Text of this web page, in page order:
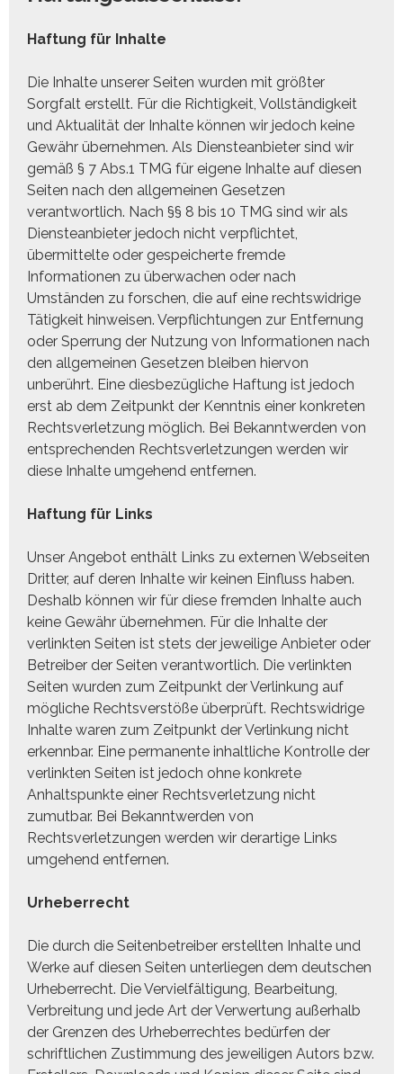
Haftung für Inhalte
Die Inhalte unserer Seiten wurden mit größter
Sorgfalt erstellt. Für die Richtigkeit, Vollständigkeit
und Aktualität der Inhalte können wir jedoch keine
Gewähr übernehmen. Als Diensteanbieter sind wir
gemäß § 7 Abs.1 TMG für eigene Inhalte auf diesen
Seiten nach den allgemeinen Gesetzen
verantwortlich. Nach §§ 8 bis 10 TMG sind wir als
Diensteanbieter jedoch nicht verpflichtet,
übermittelte oder gespeicherte fremde
Informationen zu überwachen oder nach
Umständen zu forschen, die auf eine rechtswidrige
Tätigkeit hinweisen. Verpflichtungen zur Entfernung
oder Sperrung der Nutzung von Informationen nach
den allgemeinen Gesetzen bleiben hiervon
unberührt. Eine diesbezügliche Haftung ist jedoch
erst ab dem Zeitpunkt der Kenntnis einer konkreten
Rechtsverletzung möglich. Bei Bekanntwerden von
entsprechenden Rechtsverletzungen werden wir
diese Inhalte umgehend entfernen.
Haftung für Links
Unser Angebot enthält Links zu externen Webseiten
Dritter, auf deren Inhalte wir keinen Einfluss haben.
Deshalb können wir für diese fremden Inhalte auch
keine Gewähr übernehmen. Für die Inhalte der
verlinkten Seiten ist stets der jeweilige Anbieter oder
Betreiber der Seiten verantwortlich. Die verlinkten
Seiten wurden zum Zeitpunkt der Verlinkung auf
mögliche Rechtsverstöße überprüft. Rechtswidrige
Inhalte waren zum Zeitpunkt der Verlinkung nicht
erkennbar. Eine permanente inhaltliche Kontrolle der
verlinkten Seiten ist jedoch ohne konkrete
Anhaltspunkte einer Rechtsverletzung nicht
zumutbar. Bei Bekanntwerden von
Rechtsverletzungen werden wir derartige Links
umgehend entfernen.
Urheberrecht
Die durch die Seitenbetreiber erstellten Inhalte und
Werke auf diesen Seiten unterliegen dem deutschen
Urheberrecht. Die Vervielfältigung, Bearbeitung,
Verbreitung und jede Art der Verwertung außerhalb
der Grenzen des Urheberrechtes bedürfen der
schriftlichen Zustimmung des jeweiligen Autors bzw.